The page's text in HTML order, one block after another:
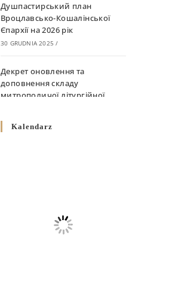
Душпастирський план
Вроцлавсько-Кошалінської
Єпархії на 2026 рік
30 GRUDNIA 2025 /
Декрет оновлення та
доповнення складу
митрополичої літургійної
10 GRUDNIA 2025
Декрет про відзначення
Великодня і всіх рухомих
Kalendarz